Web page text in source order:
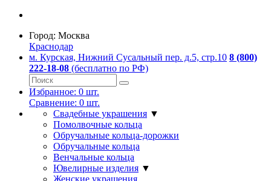
Город: Москва
Краснодар
м. Курская, Нижний Сусальный пер. д.5, стр.10 8 (800)
222-18-08 (бесплатно по РФ)
Избранное: 0 шт.
Сравнение: 0 шт.
Свадебные украшения ▼
Помолвочные кольца
Обручальные кольца-дорожки
Обручальные кольца
Венчальные кольца
Ювелирные изделия ▼
Женские украшения